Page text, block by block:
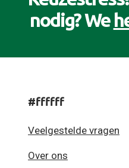
nodig? We
#ffffff
Veelgestelde vragen
Over ons